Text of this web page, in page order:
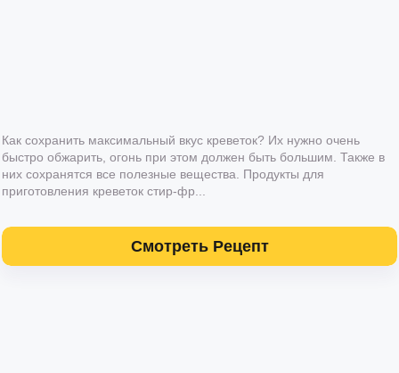
Как сохранить максимальный вкус креветок? Их нужно очень
быстро обжарить, огонь при этом должен быть большим. Также в
них сохранятся все полезные вещества. Продукты для
приготовления креветок стир-фр...
Смотреть Рецепт